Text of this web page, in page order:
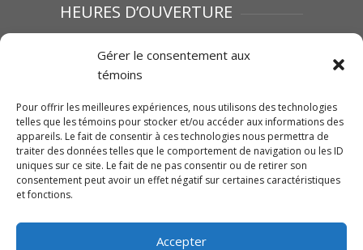
Gérer le consentement aux
témoins
Pour offrir les meilleures expériences, nous utilisons des technologies
telles que les témoins pour stocker et/ou accéder aux informations des
appareils. Le fait de consentir à ces technologies nous permettra de
traiter des données telles que le comportement de navigation ou les ID
uniques sur ce site. Le fait de ne pas consentir ou de retirer son
consentement peut avoir un effet négatif sur certaines caractéristiques
et fonctions.
Accepter
HEURES D’OUVERTURE
Dimanche : Fermé
SUIVEZ-NOUS SUR FACEBOOK